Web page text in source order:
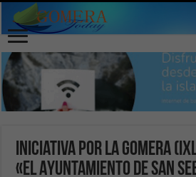
Iniciativa por La Gomera
«el Ayuntamiento de San